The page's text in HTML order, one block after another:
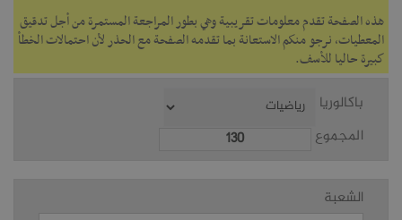
هذه الصفحة تقدم معلومات تقريبية وهي بطور المراجعة المستمرة من أجل تدقيق
المعطيات، نرجو منكم الاستعانة بما تقدمه الصفحة مع الحذر لأن احتمالات الخطأ
كبيرة حاليا للأسف.
باكالوريا
المجموع
الشعبة